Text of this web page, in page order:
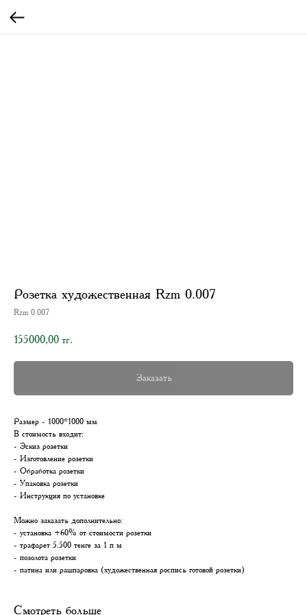
Розетка художественная Rzm 0.007
Rzm 0.007
155000,00 тг.
Заказать
Размер - 1000*1000 мм
В стоимость входит:
- Эскиз розетки
- Изготовление розетки
- Обработка розетки
- Упаковка розетки
- Инструкция по установке
Можно заказать дополнительно:
- установка +60% от стоимости розетки
- трафарет 5.500 тенге за 1 п м
- позолота розетки
- патина или рашпаровка (художественная роспись готовой розетки)
Смотреть больше